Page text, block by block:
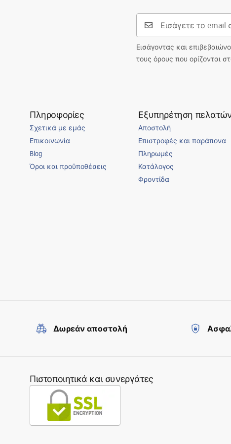
miesiące
Εισάγοντας και
τους όρους που ορίζονται
Πληροφορίες
Σχετικά με εμάς
Επικοινωνία
Blog
Όροι και προϋποθέσεις
Εξυπηρέτηση
Αποστολή
Επιστροφές και παράπονα
Πληρωμές
Κατάλογος
Φροντίδα
Δωρεάν αποστολή
Πιστοποιητικά και συνεργάτες